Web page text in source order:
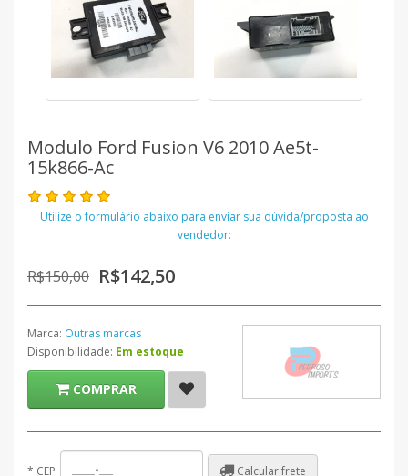
Modulo Ford Fusion V6 2010 Ae5t-
15k866-Ac
Utilize o formulário abaixo para enviar sua dúvida/proposta ao
vendedor:
R$150,00 R$142,50
Marca: Outras marcas
Disponibilidade: Em estoque
COMPRAR
* CEP Calcular frete